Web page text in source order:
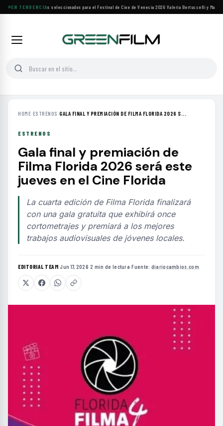
EN TENDENCIA
Siete filmes árabes seleccionados para el Festival de Cine de Venecia 2026·Valeria Bertuccelli y Martín
HOME›ESTRENOS ›GALA FINAL Y PREMIACIÓN DE FILMA FLORIDA 2026 S...
ESTRENOS
Gala final y premiación de
Filma Florida 2026 será este
jueves en el Cine Florida
La cuarta edición de Filma Florida finalizará
con una gala gratuita que exhibirá once
cortometrajes y premiará a los mejores
trabajos audiovisuales de jóvenes locales.
EDITORIAL TEAM·Jun 17, 2026·2 min de lectura·Fuente: diariocambios.com